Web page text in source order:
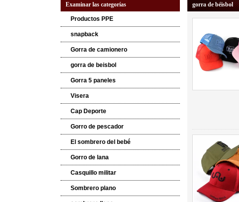
Examinar las categorías
Productos PPE
snapback
Gorra de camionero
gorra de beisbol
Gorra 5 paneles
Visera
Cap Deporte
Gorro de pescador
El sombrero del bebé
Gorro de lana
Casquillo militar
Sombrero plano
gorra de béisbol